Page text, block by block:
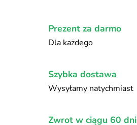
Prezent za darmo
Dla każdego
Szybka dostawa
Wysyłamy natychmiast
Zwrot w ciągu 60 dni